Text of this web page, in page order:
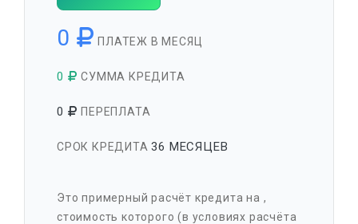
0 ПЛАТЕЖ В МЕСЯЦ
0 СУММА КРЕДИТА
0 ПЕРЕПЛАТА
СРОК КРЕДИТА36 МЕСЯЦЕВ
Это примерный расчёт кредита на ,
стоимость которого(в условиях расчёта